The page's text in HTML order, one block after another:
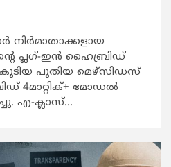
നിർമാതാക്കളായ
പ്ലഗ്-ഇൻ ഹൈബ്രിഡ്
പുതിയ മെഴ്‌സിഡസ്
4മാറ്റിക്+ മോഡൽ
എ-ക്ലാസ്...